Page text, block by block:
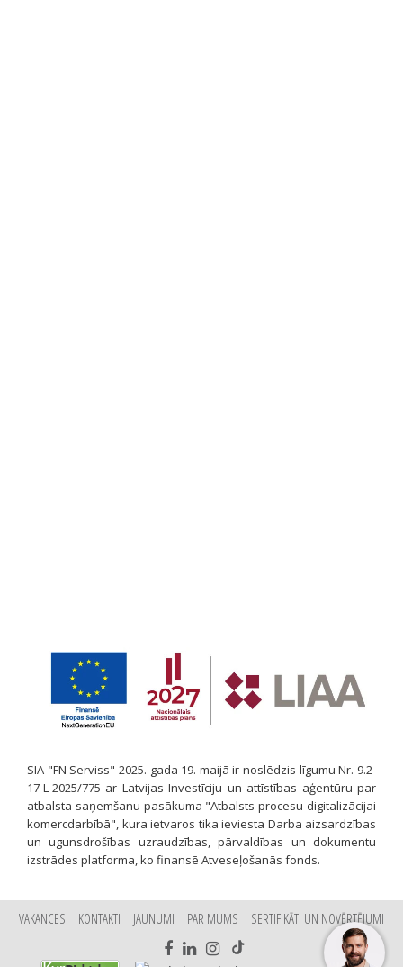
SIA "FN Serviss" 2025. gada 19. maijā ir noslēdzis līgumu Nr. 9.2-
17-L-2025/775 ar Latvijas Investīciju un attīstības aģentūru par
atbalsta saņemšanu pasākuma "Atbalsts procesu digitalizācijai
komercdarbībā", kura ietvaros tika ieviesta Darba aizsardzības
un ugunsdrošības uzraudzības, pārvaldības un dokumentu
izstrādes platforma, ko finansē Atveseļošanās fonds.
VAKANCES KONTAKTI JAUNUMI PAR MUMS SERTIFIKĀTI UN NOVĒRTĒJUMI